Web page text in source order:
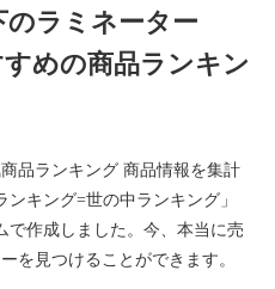
のラミネーター
めの商品ランキン
品ランキング 商品情報を集計
キング=世の中ランキング」
で作成しました。今、本当に売
を見つけることができます。